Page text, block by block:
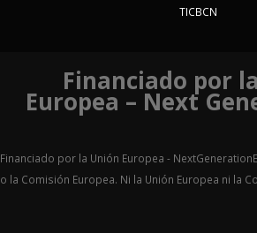
TICBCN
Financiado por
Europea – Next
Financiado por la Unión Europea -
o la Comisión Europea. Ni la Unión Europea ni la